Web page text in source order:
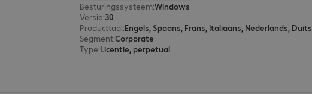
Besturingssysteem:Windows
Versie:30
Producttaal:Engels, Spaans, Frans, Italiaans, Nederlands, Duits
Segment:Corporate
Type:Licentie, perpetual